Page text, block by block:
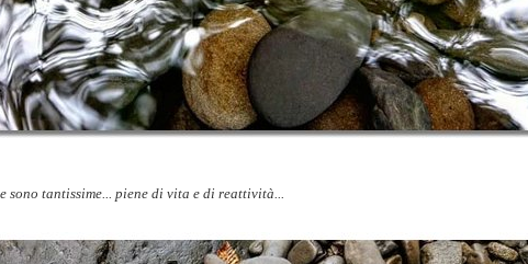
sono tantissime... piene di vita e di reattività...